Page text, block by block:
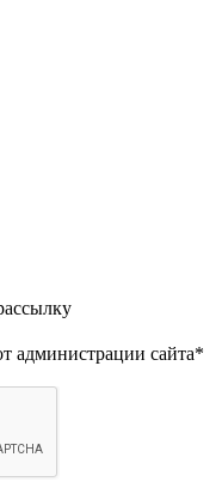
администрации сайта*